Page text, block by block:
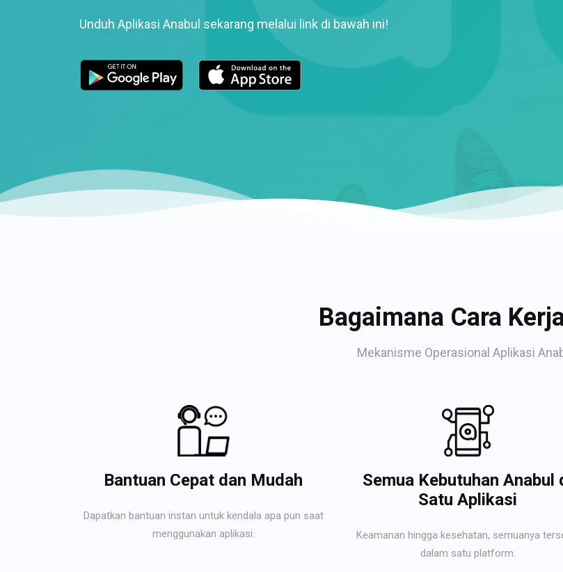
Unduh Aplikasi Anabul sekarang melalui link di bawah ini!
Bagaimana Cara
Mekanisme Operasional Aplikasi
Bantuan Cepat dan Mudah
Dapatkan bantuan instan untuk kendala apa pun saat
menggunakan aplikasi.
Semua Kebutuhan Anabul
Satu Aplikasi
Keamanan hingga kesehatan, semuanya
dalam satu platform.